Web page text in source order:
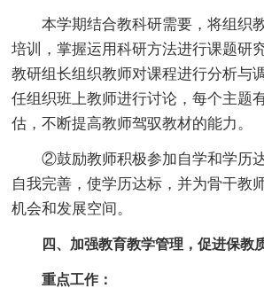
本学期结合教科研需要，将组织
培训，掌握运用科研方法进行课题研
教研组长组织教师对课程进行分析与
任组织班上教师进行讨论，每个主题
估，不断提高教师驾驭教材的能力。
②鼓励教师积极参加自学和学历达
自我完善，使学历达标，并为骨干教
机会和发展空间。
四、加强教育教学管理，促进保教
重点工作：